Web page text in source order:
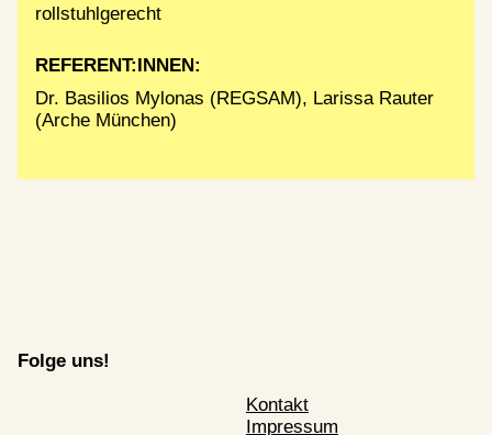
rollstuhlgerecht
REFERENT:INNEN:
Dr. Basilios Mylonas (REGSAM), Larissa Rauter
(Arche München)
Folge uns!
Kontakt
Impressum